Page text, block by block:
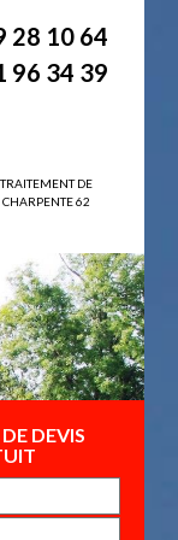
28 10 64
96 34 39
TRAITEMENT DE
CHARPENTE 62
DEVIS